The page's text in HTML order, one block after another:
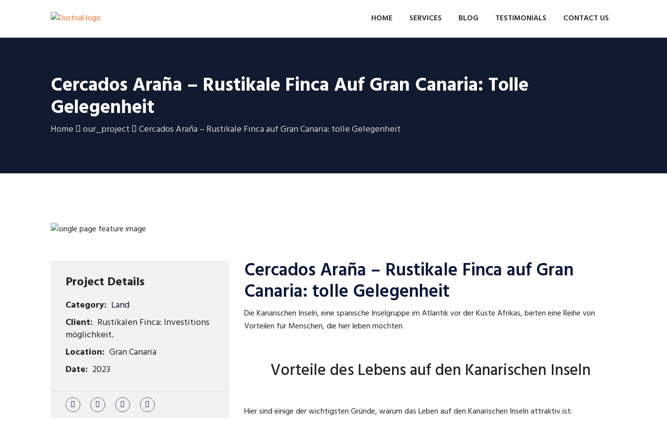
HOME SERVICES BLOG TESTIMONIALS CONTACT US
Cercados Araña – Rustikale Finca Auf Gran Canaria: Tolle
Gelegenheit
Home our_project Cercados Araña – Rustikale Finca auf Gran Canaria: tolle Gelegenheit
Project Details
Category: Land
Client: Rustikalen Finca: Investitions
möglichkeit.
Location: Gran Canaria
Date: 2023
Cercados Araña – Rustikale Finca auf Gran
Canaria: tolle Gelegenheit
Die Kanarischen Inseln, eine spanische Inselgruppe im Atlantik vor der Küste Afrikas, bieten eine Reihe von
Vorteilen für Menschen, die hier leben möchten.
Vorteile des Lebens auf den Kanarischen Inseln
Hier sind einige der wichtigsten Gründe, warum das Leben auf den Kanarischen Inseln attraktiv ist: